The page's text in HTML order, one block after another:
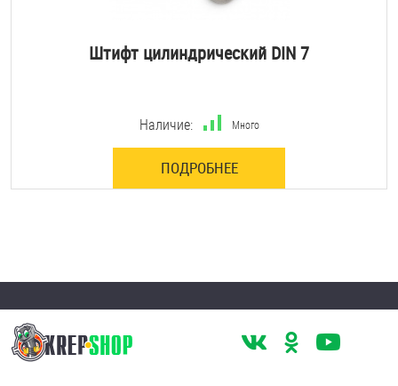
Штифт цилиндрический DIN 7
Наличие: Много
ПОДРОБНЕЕ